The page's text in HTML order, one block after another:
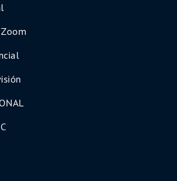
profesional
inscribirme